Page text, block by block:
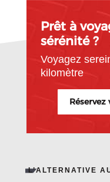
Prêt à
sérénité ?
Voyagez
kilomètre
L’ALTERNATIVE